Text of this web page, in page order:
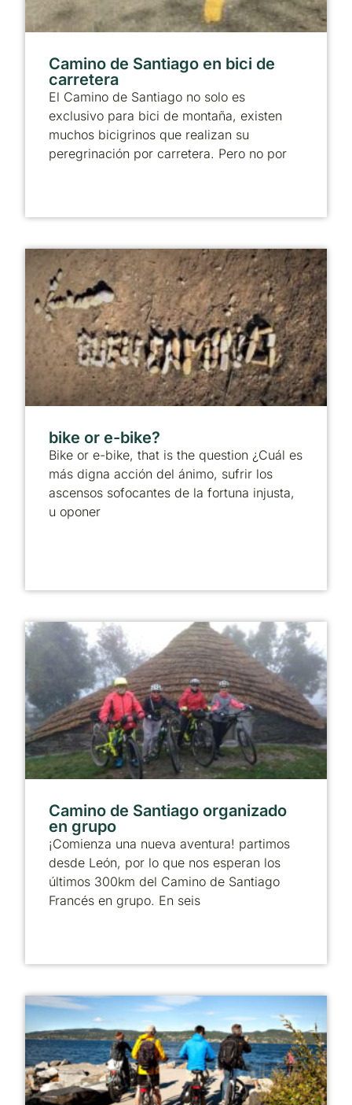
Camino de Santiago en bici de
carretera
El Camino de Santiago no solo es
exclusivo para bici de montaña, existen
muchos bicigrinos que realizan su
peregrinación por carretera. Pero no por
bike or e-bike?
Bike or e-bike, that is the question ¿Cuál es
más digna acción del ánimo, sufrir los
ascensos sofocantes de la fortuna injusta,
u oponer
Camino de Santiago organizado
en grupo
¡Comienza una nueva aventura! partimos
desde León, por lo que nos esperan los
últimos 300km del Camino de Santiago
Francés en grupo. En seis